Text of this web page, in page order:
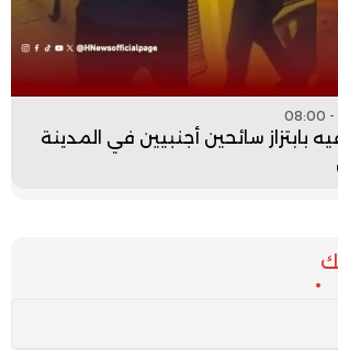
سائحين أجنبيين في المدينة